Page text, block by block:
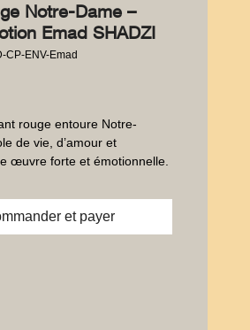
Notre-Dame –
Emad SHADZI
CP-ENV-Emad
rouge entoure Notre-
de vie, d’amour et
œuvre forte et émotionnelle.
et payer